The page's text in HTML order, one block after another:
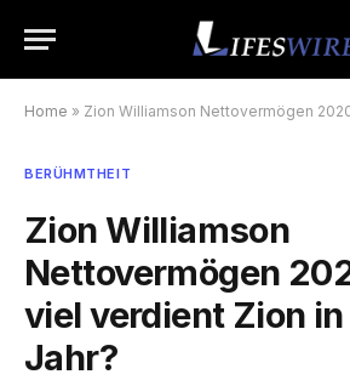
Home » Zion Williamson Nettovermögen 2020: Wie viel
BERÜHMTHEIT
Zion Williamson
Nettovermögen
viel verdient Zion
Jahr?